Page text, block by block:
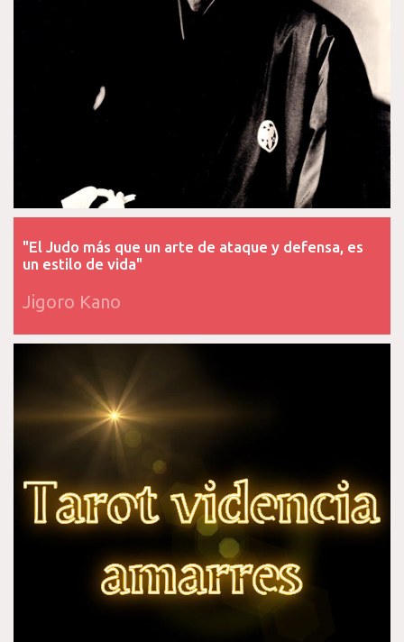
"El Judo más que un arte de ataque y defensa, es
un estilo de vida"
Jigoro Kano